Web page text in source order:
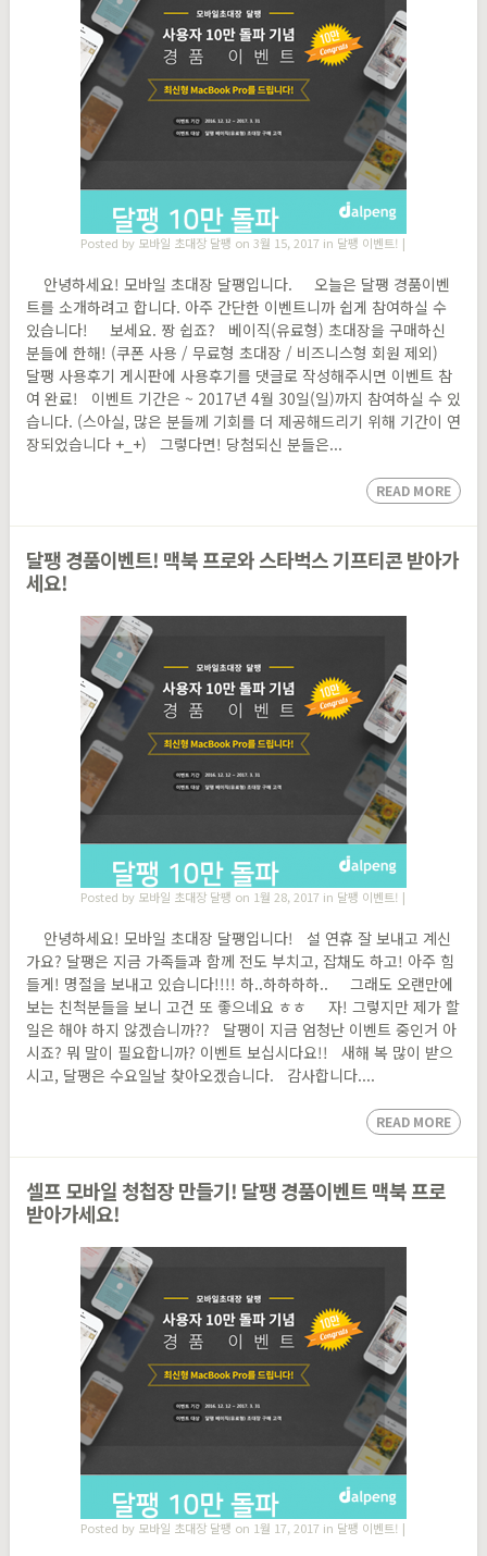
Posted by 모바일 초대장 달팽 on 3월 15, 2017 in 달팽 이벤트! |
안녕하세요! 모바일 초대장 달팽입니다. 오늘은 달팽 경품이벤
트를 소개하려고 합니다. 아주 간단한 이벤트니까 쉽게 참여하실 수
있습니다! 보세요. 짱 쉽죠? 베이직(유료형) 초대장을 구매하신
분들에 한해! (쿠폰 사용 / 무료형 초대장 / 비즈니스형 회원 제외)
달팽 사용후기 게시판에 사용후기를 댓글로 작성해주시면 이벤트 참
여 완료! 이벤트 기간은 ~ 2017년 4월 30일(일)까지 참여하실 수 있
습니다. (스아실, 많은 분들께 기회를 더 제공해드리기 위해 기간이 연
장되었습니다 +_+) 그렇다면! 당첨되신 분들은...
READ MORE
달팽 경품이벤트! 맥북 프로와 스타벅스 기프티콘 받아가
세요!
Posted by 모바일 초대장 달팽 on 1월 28, 2017 in 달팽 이벤트! |
안녕하세요! 모바일 초대장 달팽입니다! 설 연휴 잘 보내고 계신
가요? 달팽은 지금 가족들과 함께 전도 부치고, 잡채도 하고! 아주 힘
들게! 명절을 보내고 있습니다!!!! 하..하하하하.. 그래도 오랜만에
보는 친척분들을 보니 고건 또 좋으네요 ㅎㅎ 자! 그렇지만 제가 할
일은 해야 하지 않겠습니까?? 달팽이 지금 엄청난 이벤트 중인거 아
시죠? 뭐 말이 필요합니까? 이벤트 보십시다요!! 새해 복 많이 받으
시고, 달팽은 수요일날 찾아오겠습니다. 감사합니다....
READ MORE
셀프 모바일 청첩장 만들기! 달팽 경품이벤트 맥북 프로
받아가세요!
Posted by 모바일 초대장 달팽 on 1월 17, 2017 in 달팽 이벤트! |